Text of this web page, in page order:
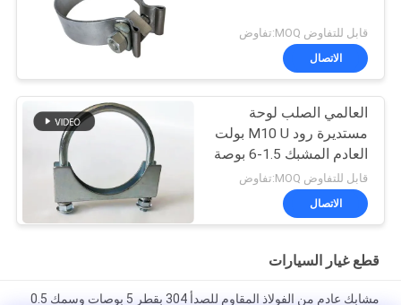
قابل للتفاوض MOQ:تفاوض
الاتصال
العالمي الصلب لوحة
مستديرة رود M10 U بولت
العادم المشبك 1.5-6 بوصة
قابل للتفاوض MOQ:تفاوض
الاتصال
قطع غيار السيارات
مشابك عادم من الفولاذ المقاوم للصدأ 304 بقطر 5 بوصات وسمك 0.5